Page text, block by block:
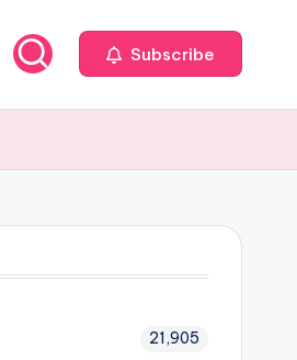
Subscribe
21,905